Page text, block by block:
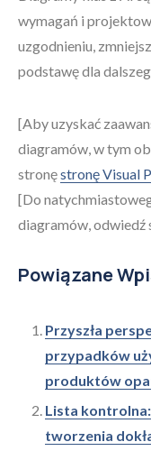
wymagań i
uzgodnieniu,
podstawę dla
[Aby uzyskać
diagramów, w tym
stronęstronę Visual
[Do
diagramów, odwiedź
Powiązane
Przyszła
przypadków
produktów
Lista
tworzenia